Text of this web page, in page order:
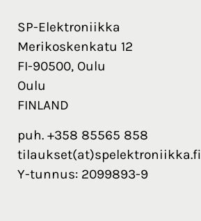
SP-Elektroniikka
Merikoskenkatu 12
FI-90500, Oulu
Oulu
FINLAND
puh. +358 85565 858
tilaukset(at)spelektroniikka.fi
Y-tunnus: 2099893-9